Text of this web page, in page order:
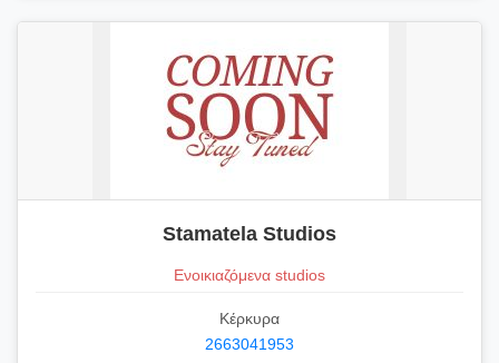
Stamatela Studios
Ενοικιαζόμενα studios
Κέρκυρα
2663041953